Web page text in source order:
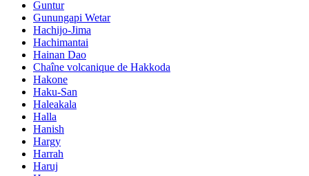
Guntur
Gunungapi Wetar
Hachijo-Jima
Hachimantai
Hainan Dao
Chaîne volcanique de Hakkoda
Hakone
Haku-San
Haleakala
Halla
Hanish
Hargy
Harrah
Haruj